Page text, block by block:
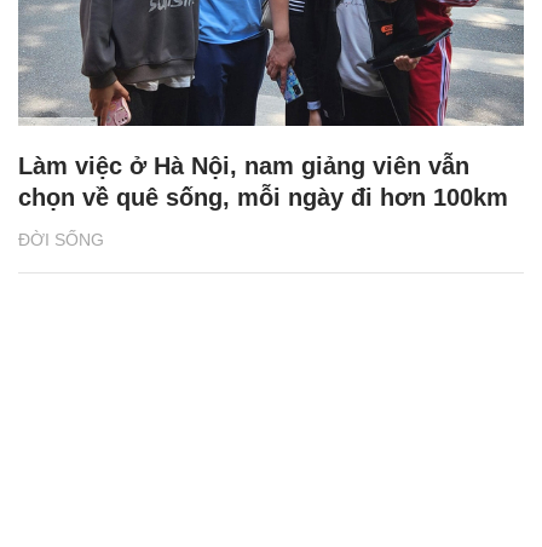
ĐỜI SỐNG
Làm việc ở Hà Nội, nam giảng viên vẫn
chọn về quê sống, mỗi ngày đi hơn 100km